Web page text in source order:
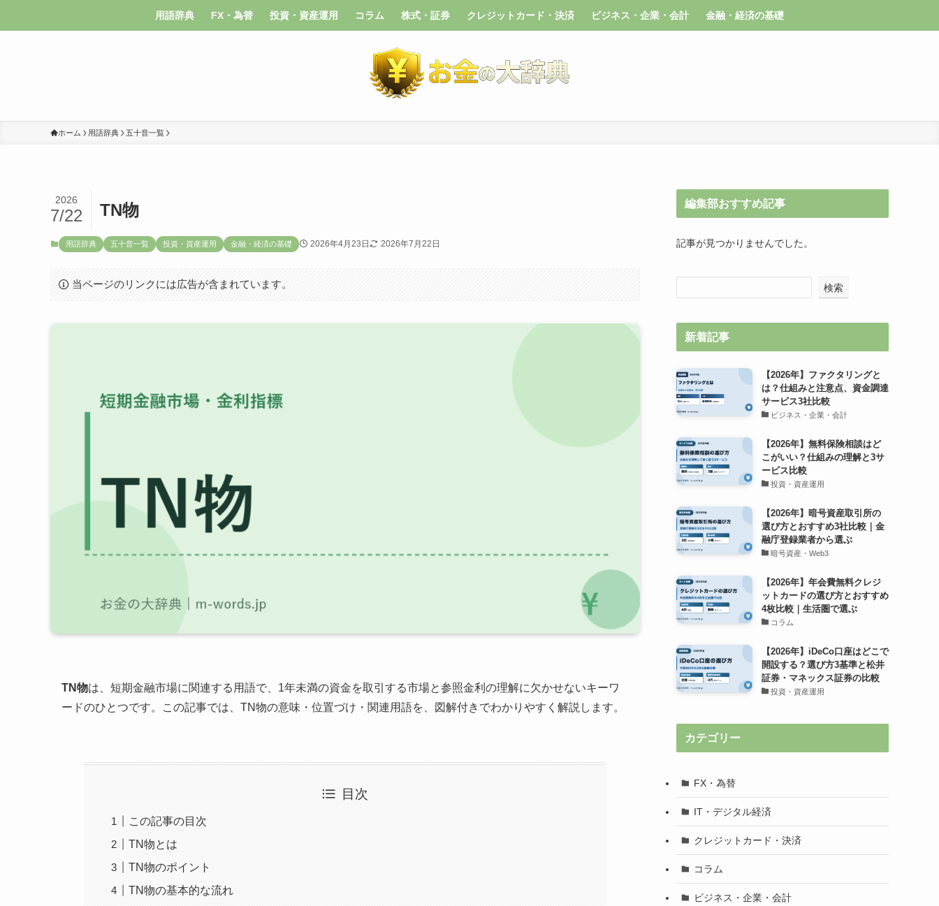
用語辞典 FX・為替 投資・資産運用 コラム 株式・証券 クレジットカード・決済 ビジネス・企業・会計 金融・経済の基礎
ホーム 用語辞典 五十音一覧
TN物
2026
7/22
用語辞典 五十音一覧 投資・資産運用 金融・経済の基礎 2026年4月23日 2026年7月22日
当ページのリンクには広告が含まれています。
TN物は、短期金融市場に関連する用語で、1年未満の資金を取引する市場と参照金利の理解に欠かせないキーワ
ードのひとつです。この記事では、TN物の意味・位置づけ・関連用語を、図解付きでわかりやすく解説します。
目次
この記事の目次
TN物とは
TN物のポイント
TN物の基本的な流れ
編集部おすすめ記事
記事が見つかりませんでした。
検索
新着記事
【2026年】ファクタリングと
は？仕組みと注意点、資金調達
サービス3社比較
ビジネス・企業・会計
【2026年】無料保険相談はど
こがいい？仕組みの理解と3サ
ービス比較
投資・資産運用
【2026年】暗号資産取引所の
選び方とおすすめ3社比較｜金
融庁登録業者から選ぶ
暗号資産・Web3
【2026年】年会費無料クレジ
ットカードの選び方とおすすめ
4枚比較｜生活圏で選ぶ
コラム
【2026年】iDeCo口座はどこで
開設する？選び方3基準と松井
証券・マネックス証券の比較
投資・資産運用
カテゴリー
FX・為替
IT・デジタル経済
クレジットカード・決済
コラム
ビジネス・企業・会計